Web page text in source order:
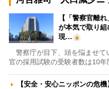
【「警察官離
が本気で取り
現…
警察庁が目下、頭を悩ませて
官の採用試験の受験者数は10
【安全・安心ニッポンの危